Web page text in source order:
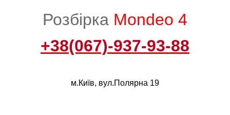
Розбірка Mondeo 4
+38(067)-937-93-88
м.Київ, вул.Полярна 19